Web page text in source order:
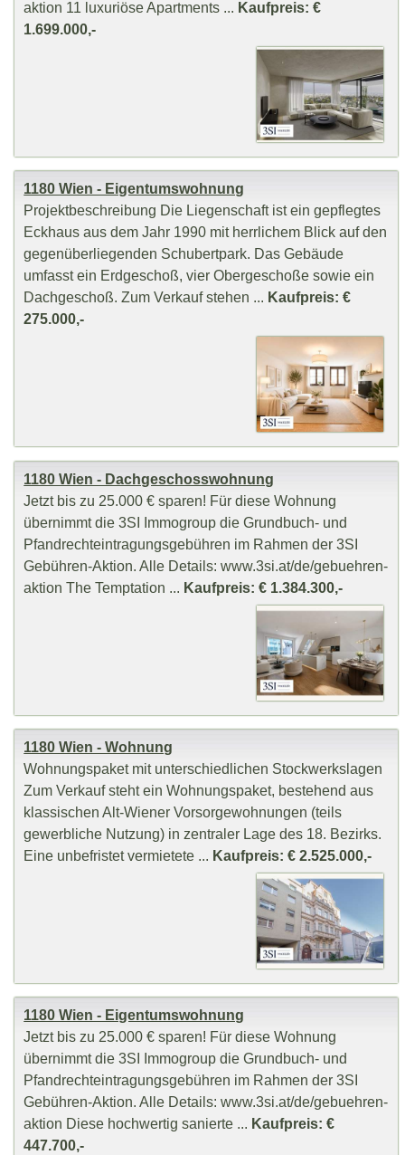
aktion 11 luxuriöse Apartments ... Kaufpreis: €
1.699.000,-
1180 Wien - Eigentumswohnung
Projektbeschreibung Die Liegenschaft ist ein gepflegtes
Eckhaus aus dem Jahr 1990 mit herrlichem Blick auf den
gegenüberliegenden Schubertpark. Das Gebäude
umfasst ein Erdgeschoß, vier Obergeschoße sowie ein
Dachgeschoß. Zum Verkauf stehen ... Kaufpreis: €
275.000,-
1180 Wien - Dachgeschosswohnung
Jetzt bis zu 25.000 € sparen! Für diese Wohnung
übernimmt die 3SI Immogroup die Grundbuch- und
Pfandrechteintragungsgebühren im Rahmen der 3SI
Gebühren-Aktion. Alle Details: www.3si.at/de/gebuehren-
aktion The Temptation ... Kaufpreis: € 1.384.300,-
1180 Wien - Wohnung
Wohnungspaket mit unterschiedlichen Stockwerkslagen
Zum Verkauf steht ein Wohnungspaket, bestehend aus
klassischen Alt-Wiener Vorsorgewohnungen (teils
gewerbliche Nutzung) in zentraler Lage des 18. Bezirks.
Eine unbefristet vermietete ... Kaufpreis: € 2.525.000,-
1180 Wien - Eigentumswohnung
Jetzt bis zu 25.000 € sparen! Für diese Wohnung
übernimmt die 3SI Immogroup die Grundbuch- und
Pfandrechteintragungsgebühren im Rahmen der 3SI
Gebühren-Aktion. Alle Details: www.3si.at/de/gebuehren-
aktion Diese hochwertig sanierte ... Kaufpreis: €
447.700,-